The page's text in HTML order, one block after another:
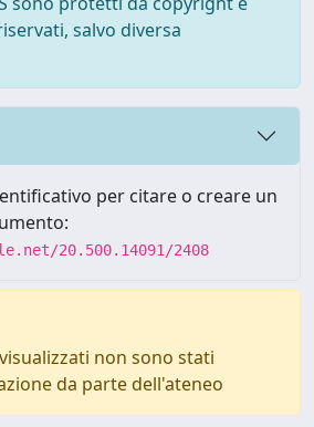
salvo diversa
per citare o creare un
20.500.14091/2408
non sono stati
da parte dell'ateneo